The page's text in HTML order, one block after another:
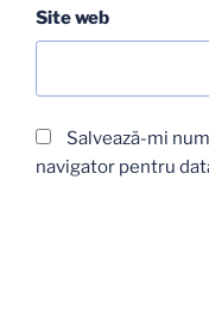
Site web
Salvează-mi
navigator pentru